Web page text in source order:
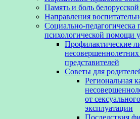
Память и боль
Направления
Социально-педагогическа
психологической помощи
Профилактические
представителей
Советы для
Региональная
от
эксплуатации
Последствия